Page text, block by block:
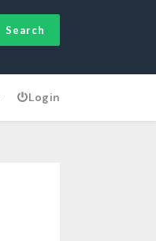
Search
Login